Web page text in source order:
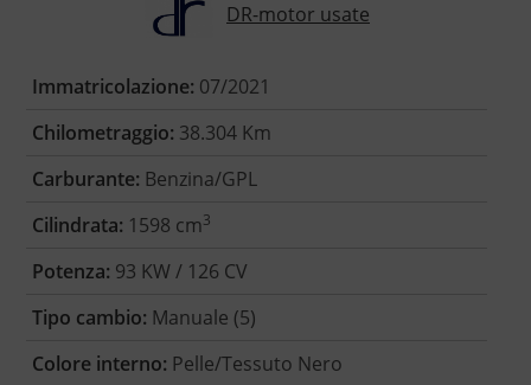
DR-motor usate
Immatricolazione: 07/2021
Chilometraggio: 38.304 Km
Carburante: Benzina/GPL
Cilindrata: 1598 cm3
Potenza: 93 KW / 126 CV
Tipo cambio: Manuale (5)
Colore interno: Pelle/Tessuto Nero